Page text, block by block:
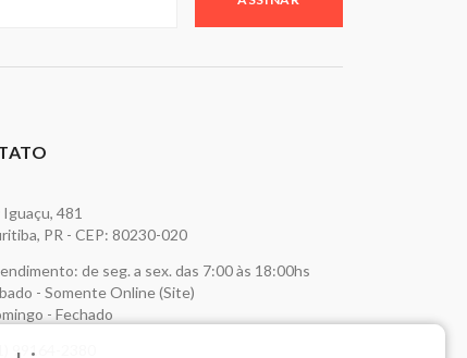
Iguaçu, 481
PR - CEP: 80230-020
de seg. a sex. das 7:00 às 18:00hs
- Somente Online (Site)
- Fechado
99164-2380